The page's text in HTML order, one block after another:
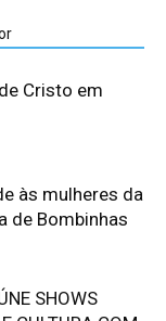
Cristo em
às mulheres da
de Bombinhas
SHOWS